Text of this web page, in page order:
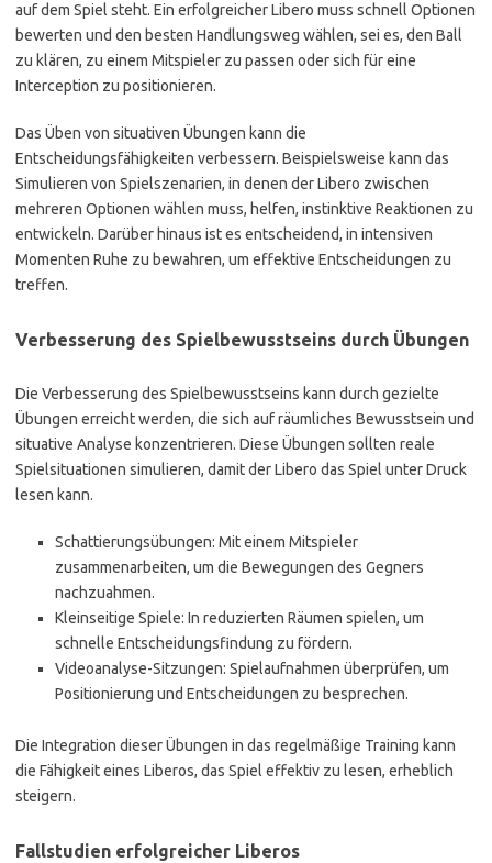
auf dem Spiel steht. Ein erfolgreicher Libero muss schnell Optionen
bewerten und den besten Handlungsweg wählen, sei es, den Ball
zu klären, zu einem Mitspieler zu passen oder sich für eine
Interception zu positionieren.
Das Üben von situativen Übungen kann die
Entscheidungsfähigkeiten verbessern. Beispielsweise kann das
Simulieren von Spielszenarien, in denen der Libero zwischen
mehreren Optionen wählen muss, helfen, instinktive Reaktionen zu
entwickeln. Darüber hinaus ist es entscheidend, in intensiven
Momenten Ruhe zu bewahren, um effektive Entscheidungen zu
treffen.
Verbesserung des Spielbewusstseins durch Übungen
Die Verbesserung des Spielbewusstseins kann durch gezielte
Übungen erreicht werden, die sich auf räumliches Bewusstsein und
situative Analyse konzentrieren. Diese Übungen sollten reale
Spielsituationen simulieren, damit der Libero das Spiel unter Druck
lesen kann.
Schattierungsübungen: Mit einem Mitspieler
zusammenarbeiten, um die Bewegungen des Gegners
nachzuahmen.
Kleinseitige Spiele: In reduzierten Räumen spielen, um
schnelle Entscheidungsfindung zu fördern.
Videoanalyse-Sitzungen: Spielaufnahmen überprüfen, um
Positionierung und Entscheidungen zu besprechen.
Die Integration dieser Übungen in das regelmäßige Training kann
die Fähigkeit eines Liberos, das Spiel effektiv zu lesen, erheblich
steigern.
Fallstudien erfolgreicher Liberos